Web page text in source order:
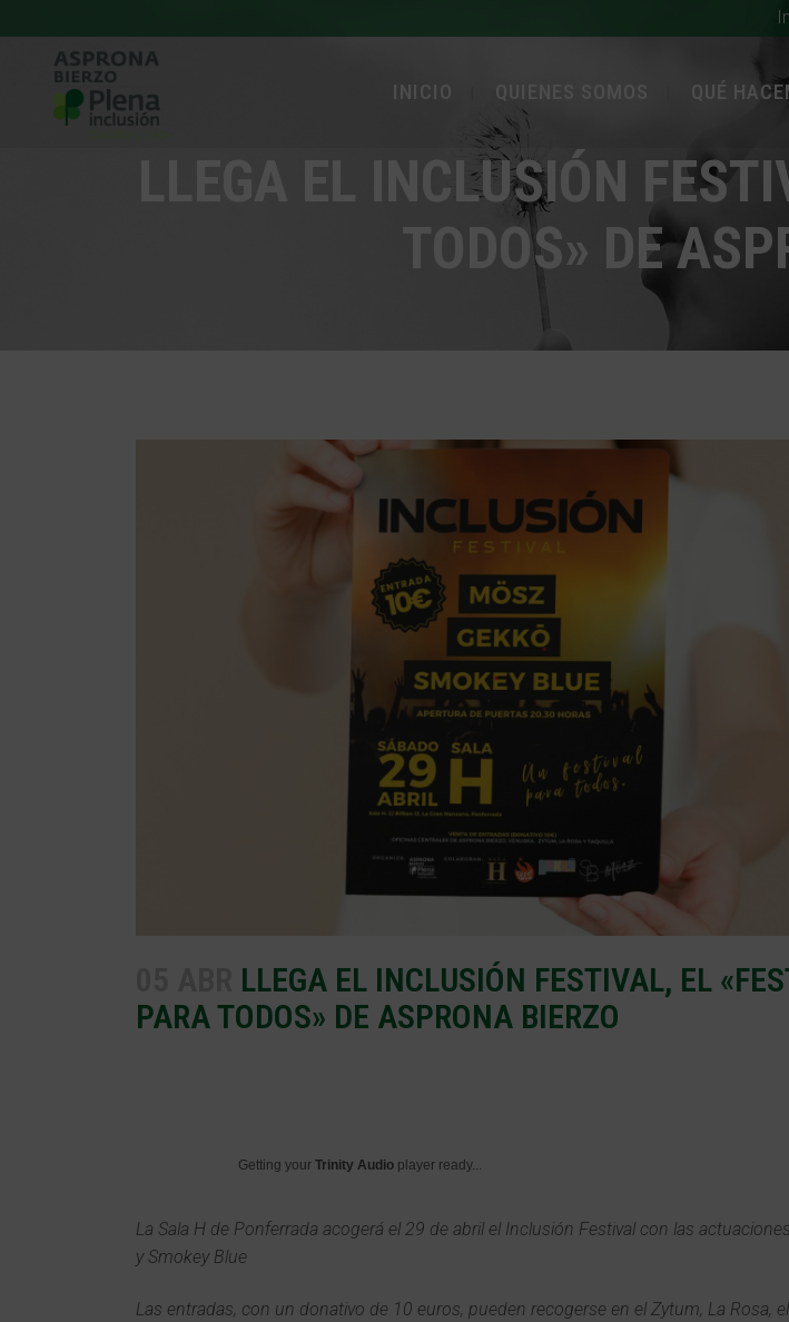
INICIO QUIENES SOMOS QUÉ
LLEGA EL INCLUSIÓN
TODOS» DE
LLEGA EL INCLUSIÓN FESTIVAL, EL
PARA TODOS» DE ASPRONA BIERZO
Getting your Trinity Audio player ready...
La Sala H de Ponferrada acogerá el 29 de abril el Inclusión Festival con las
y Smokey Blue
Las entradas, con un donativo de 10 euros, pueden recogerse en el Zytum, La Rosa,